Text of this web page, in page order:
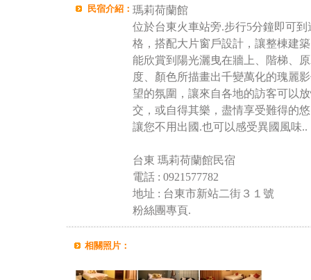
民宿介紹： 瑪莉荷蘭館
位於台東火車站旁.步行5分鐘即可
格，搭配大片窗戶設計，讓整棟建
能欣賞到陽光灑曳在牆上、階梯、
度、顏色所描畫出千變萬化的瑰麗
望的氛圍，讓來自各地的訪客可以
交，或自得其樂，盡情享受難得的
讓您不用出國.也可以感受異國風味..
台東 瑪莉荷蘭館民宿
電話 : 0921577782
地址 : 台東市新站二街３１號
粉絲團專頁.
相關照片：